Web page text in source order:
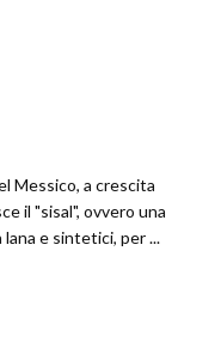
Messico, a crescita
il "sisal", ovvero una
e sintetici, per ...